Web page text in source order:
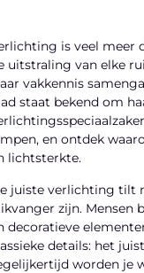
is veel meer
uitstraling van elke
vakkennis
staat bekend om
en ontdek
lichtsterkte.
juiste verlichting tilt
zijn. Mensen
decoratieve
details: het
worden je